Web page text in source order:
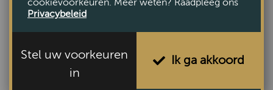
cookievoorkeuren. Meer weten? Raadpleeg ons
Privacybeleid
Stel uw voorkeuren
in
Ik ga akkoord